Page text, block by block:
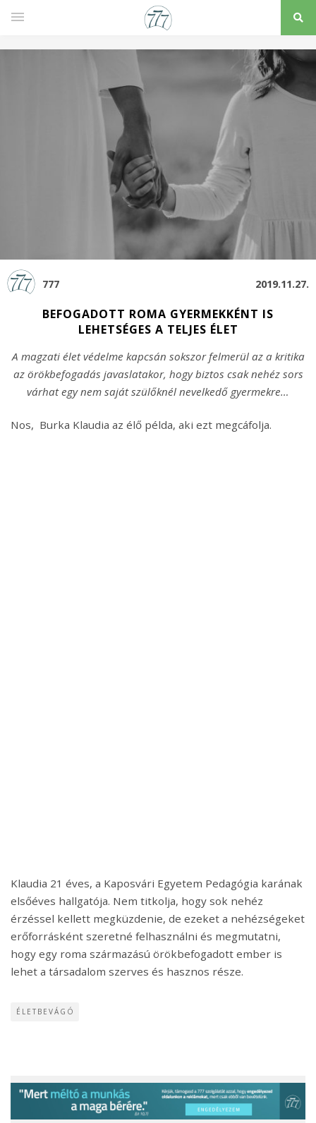
777 2019.11.27.
BEFOGADOTT ROMA GYERMEKKÉNT IS
LEHETSÉGES A TELJES ÉLET
A magzati élet védelme kapcsán sokszor felmerül az a kritika
az örökbefogadás javaslatakor, hogy biztos csak nehéz sors
várhat egy nem saját szülőknél nevelkedő gyermekre…
Nos, Burka Klaudia az élő példa, aki ezt megcáfolja.
Klaudia 21 éves, a Kaposvári Egyetem Pedagógia karának
elsőéves hallgatója. Nem titkolja, hogy sok nehéz
érzéssel kellett megküzdenie, de ezeket a nehézségeket
erőforrásként szeretné felhasználni és megmutatni,
hogy egy roma származású örökbefogadott ember is
lehet a társadalom szerves és hasznos része.
ÉLETBEVÁGÓ